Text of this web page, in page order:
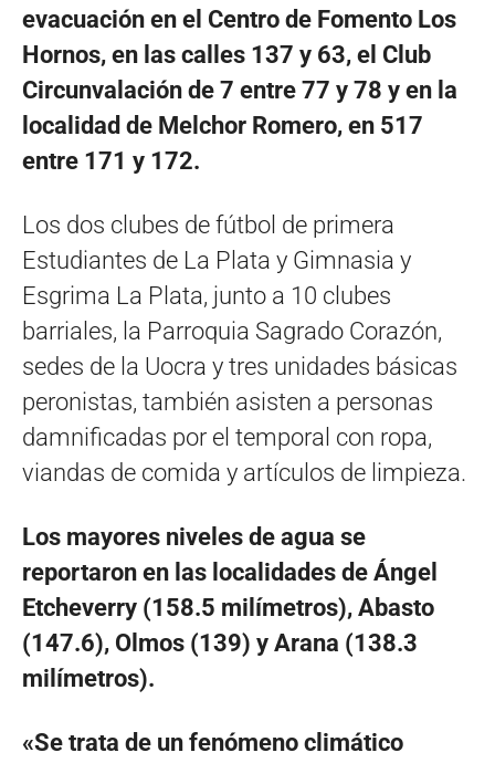
evacuación en el Centro de Fomento Los
Hornos, en las calles 137 y 63, el Club
Circunvalación de 7 entre 77 y 78 y en la
localidad de Melchor Romero, en 517
entre 171 y 172.
Los dos clubes de fútbol de primera
Estudiantes de La Plata y Gimnasia y
Esgrima La Plata, junto a 10 clubes
barriales, la Parroquia Sagrado Corazón,
sedes de la Uocra y tres unidades básicas
peronistas, también asisten a personas
damnificadas por el temporal con ropa,
viandas de comida y artículos de limpieza.
Los mayores niveles de agua se
reportaron en las localidades de Ángel
Etcheverry (158.5 milímetros), Abasto
(147.6), Olmos (139) y Arana (138.3
milímetros).
«Se trata de un fenómeno climático